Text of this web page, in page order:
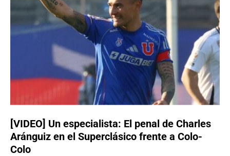
[VIDEO] Un especialista: El penal de Charles
Aránguiz en el Superclásico frente a Colo-
Colo